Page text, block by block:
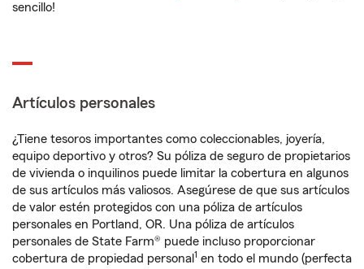
sencillo!
Artículos personales
¿Tiene tesoros importantes como coleccionables, joyería,
equipo deportivo y otros? Su póliza de seguro de propietarios
de vivienda o inquilinos puede limitar la cobertura en algunos
de sus artículos más valiosos. Asegúrese de que sus artículos
de valor estén protegidos con una póliza de artículos
personales en Portland, OR. Una póliza de artículos
personales de State Farm® puede incluso proporcionar
cobertura de propiedad personal 1 en todo el mundo (perfecta